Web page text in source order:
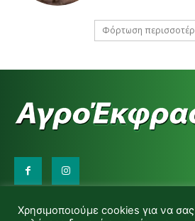
Φόρτωση
d.makas@yahoo.gr
Χρησιμοποιούμε cookies για να